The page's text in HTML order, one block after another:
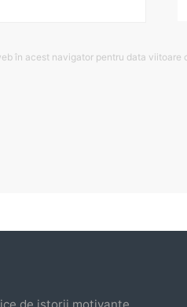
în acest navigator pentru data viitoare